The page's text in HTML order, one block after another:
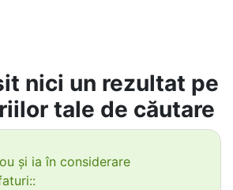
nici un rezultat pe
tale de căutare
și ia în considerare